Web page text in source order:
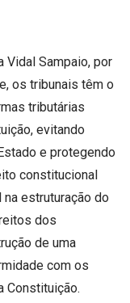
Vidal Sampaio, por
os tribunais têm o
tributárias
evitando
e protegendo
constitucional
estruturação do
dos
de uma
com os
Constituição.